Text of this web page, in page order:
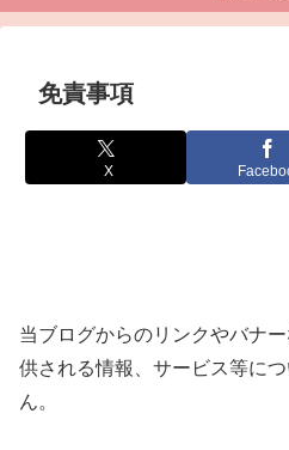
免責事項
X
当ブログからのリンクやバナ
供される情報、サービス等に
ん。